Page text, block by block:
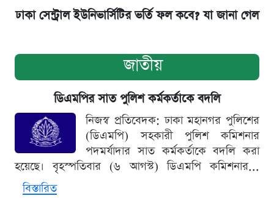
ঢাকা সেন্ট্রাল ইউনিভার্সিটির ভর্তি ফল কবে? যা জানা গেল
জাতীয়
ডিএমপির সাত পুলিশ কর্মকর্তাকে বদলি
নিজস্ব প্রতিবেদক: ঢাকা মহানগর পুলিশের
(ডিএমপি) সহকারী পুলিশ কমিশনার
পদমর্যাদার সাত কর্মকর্তাকে বদলি করা
হয়েছে। বৃহস্পতিবার (৬ আগস্ট) ডিএমপি কমিশনার...
বিস্তারিত